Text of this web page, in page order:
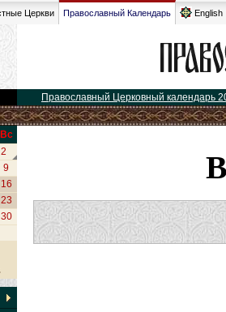
Церкви Православный Календарь English
Православный Церковный календарь
Вс
2
9
16
23
30